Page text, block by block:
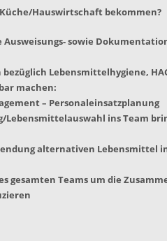
Hauswirtschaft bekommen?
sowie
Lebensmittelhygiene,
machen:
– Personaleinsatzplanung
Lebensmittelauswahl ins Team
alternativen Lebensmittel
gesamten Teams um die